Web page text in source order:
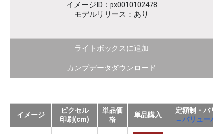
イメージID：px0010102478
モデルリリース：あり
ライトボックスに追加
カンプデータダウンロード
イメージ
ピクセル
印刷(cm)
単品価
格
単品購入
定額制・バリ
→バリューパ